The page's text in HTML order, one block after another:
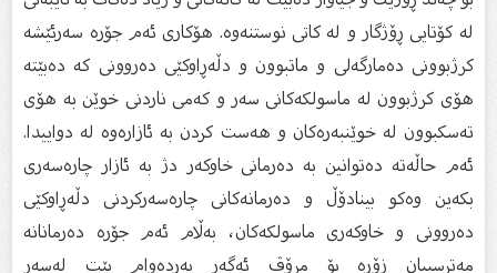
لە كۆتایى ڕۆژگار و لە كاتى نوستنەوە. هۆكارى ئەم جۆرە سەرئێشە
كرژبوونى دەمارگەلى و ماتبوون و دڵەڕاوكێى دەروونى كە دەبێتە
هۆى كرژبوون لە ماسولكەكانى سەر و كەمى ناردنى خوێن بە هۆى
تەسكبوون لە خوێنبەرەكان و هەست كردن بە ئازارەوە لە دواییدا.
ئەم حاڵەتە دەتوانین بە دەرمانى خاوكەر دژ بە ئازار چارەسەرى
بكەین وەكو بینادۆڵ و دەرمانەكانى چارەسەركردنى دڵەڕاوكێى
دەروونى و خاوكەرى ماسولكەكان، بەڵام ئەم جۆرە دەرمانانە
مەترسىیان زۆرە بۆ مرۆڤ ئەگەر بەردەوام بێت لەسەر